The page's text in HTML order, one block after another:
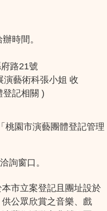
時間。
路21號
演藝術科張小姐 收
登記相關 )
桃園市演藝團體登記管理
詢窗口。
市立案登記且團址設於
公眾欣賞之音樂、戲